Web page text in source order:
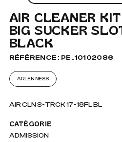
AIR CLEANER
BIG SUCKER
BLACK
RÉFÉRENCE : PE_10102086
ARLEN NESS
AIR CLN S-TRCK 17-18FL BL
CATÉGORIE
ADMISSION